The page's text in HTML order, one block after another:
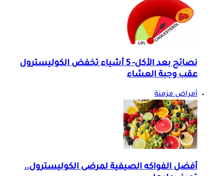
نصائح بعد الأكل- 5 أشياء تخفض الكوليسترول
عقب وجبة العشاء
أمراض مزمنة
أفضل الفواكه الصيفية لمرضى الكوليسترول..